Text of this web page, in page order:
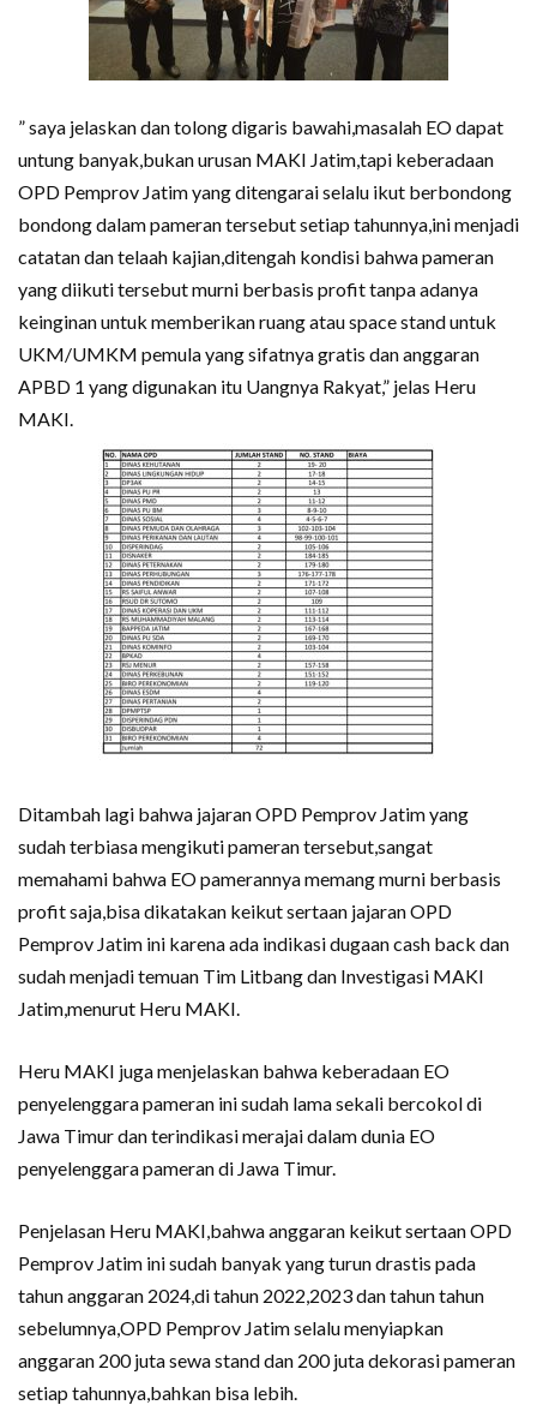
” saya jelaskan dan tolong digaris bawahi,masalah EO dapat
untung banyak,bukan urusan MAKI Jatim,tapi keberadaan
OPD Pemprov Jatim yang ditengarai selalu ikut berbondong
bondong dalam pameran tersebut setiap tahunnya,ini menjadi
catatan dan telaah kajian,ditengah kondisi bahwa pameran
yang diikuti tersebut murni berbasis profit tanpa adanya
keinginan untuk memberikan ruang atau space stand untuk
UKM/UMKM pemula yang sifatnya gratis dan anggaran
APBD 1 yang digunakan itu Uangnya Rakyat,” jelas Heru
MAKI.
Ditambah lagi bahwa jajaran OPD Pemprov Jatim yang
sudah terbiasa mengikuti pameran tersebut,sangat
memahami bahwa EO pamerannya memang murni berbasis
profit saja,bisa dikatakan keikut sertaan jajaran OPD
Pemprov Jatim ini karena ada indikasi dugaan cash back dan
sudah menjadi temuan Tim Litbang dan Investigasi MAKI
Jatim,menurut Heru MAKI.
Heru MAKI juga menjelaskan bahwa keberadaan EO
penyelenggara pameran ini sudah lama sekali bercokol di
Jawa Timur dan terindikasi merajai dalam dunia EO
penyelenggara pameran di Jawa Timur.
Penjelasan Heru MAKI,bahwa anggaran keikut sertaan OPD
Pemprov Jatim ini sudah banyak yang turun drastis pada
tahun anggaran 2024,di tahun 2022,2023 dan tahun tahun
sebelumnya,OPD Pemprov Jatim selalu menyiapkan
anggaran 200 juta sewa stand dan 200 juta dekorasi pameran
setiap tahunnya,bahkan bisa lebih.